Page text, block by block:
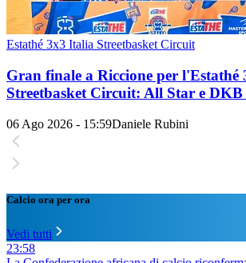
Estathé 3x3 Italia Streetbasket Circuit
Gran finale a Riccione per l'Estathé
Streetbasket Circuit: All Star e
06 Ago 2026 - 15:59Daniele Rubini
Calcio ora per ora
Vedi tutti
23:58